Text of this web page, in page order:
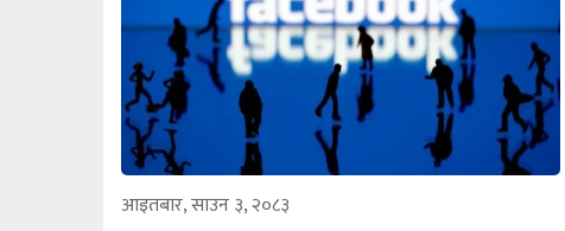
आइतबार, साउन ३, २०८३